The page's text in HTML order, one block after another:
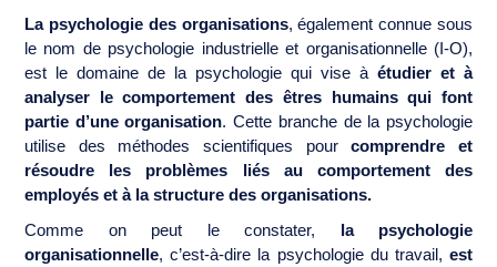
La psychologie des organisations, également connue sous
le nom de psychologie industrielle et organisationnelle (I-O),
est le domaine de la psychologie qui vise à étudier et à
analyser le comportement des êtres humains qui font
partie d’une organisation. Cette branche de la psychologie
utilise des méthodes scientifiques pourcomprendre et
résoudre les problèmes liés au comportement des
employés et à la structure des organisations.
Comme on peut le constater, la psychologie
organisationnelle, c’est-à-dire la psychologie du travail, est